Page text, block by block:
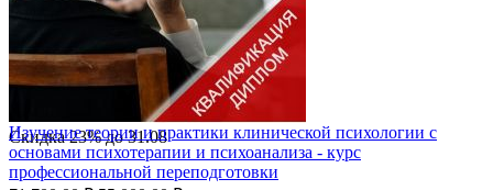
Скидка23%до31.08
Изучение теории и практики клинической психологии с
основами психотерапии и психоанализа - курс
профессиональной переподготовки